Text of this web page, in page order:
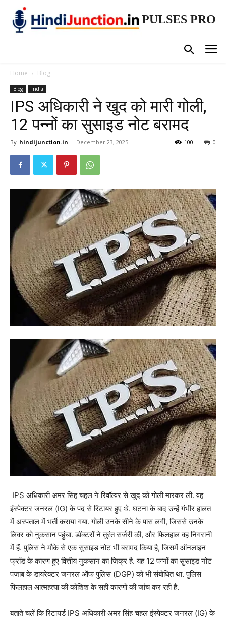
PULSES PRO
Home Blog
Blog India
IPS अधिकारी ने खुद को मारी गोली,
12 पन्नों का सुसाइड नोट बरामद
By hindijunction.in - December 23, 2025 0
100
IPS अधिकारी अमर सिंह चहल ने रिवॉल्वर से खुद को गोली मारकर ली. वह
इंस्पेक्टर जनरल (IG) के पद से रिटायर हुए थे. घटना के बाद उन्हें गंभीर हालत
में अस्पताल में भर्ती कराया गया. गोली उनके सीने के पास लगी, जिससे उनके
लिवर को नुकसान पहुंचा. डॉक्टरों ने तुरंत सर्जरी की, और फिलहाल वह निगरानी
में हैं. पुलिस ने मौके से एक सुसाइड नोट भी बरामद किया है, जिसमें ऑनलाइन
फ्रॉड के कारण हुए वित्तीय नुकसान का ज़िक्र है. यह 12 पन्नों का सुसाइड नोट
पंजाब के डायरेक्टर जनरल ऑफ पुलिस (DGP) को भी संबोधित था. पुलिस
फिलहाल आत्महत्या की कोशिश के सही कारणों की जांच कर रही है.
बताते चलें कि रिटायर्ड IPS अधिकारी अमर सिंह चहल इंस्पेक्टर जनरल (IG) के